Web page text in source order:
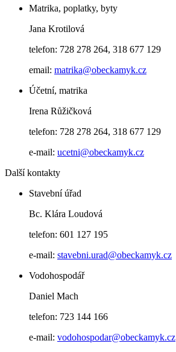
Matrika, poplatky, byty
Jana Krotilová
telefon: 728 278 264, 318 677 129
email: matrika@obeckamyk.cz
Účetní, matrika
Irena Růžičková
telefon: 728 278 264, 318 677 129
e-mail: ucetni@obeckamyk.cz
Další kontakty
Stavební úřad
Bc. Klára Loudová
telefon: 601 127 195
e-mail: stavebni.urad@obeckamyk.cz
Vodohospodář
Daniel Mach
telefon: 723 144 166
e-mail: vodohospodar@obeckamyk.cz